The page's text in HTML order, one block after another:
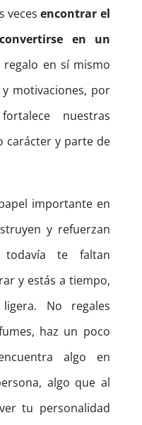
vecesencontrar el
en un
en sí mismo
motivaciones, por
nuestras
carácter y parte de
importante en
y refuerzan
todavía te faltan
y estás a tiempo,
No regales
haz un poco
algo en
algo que al
tu personalidad